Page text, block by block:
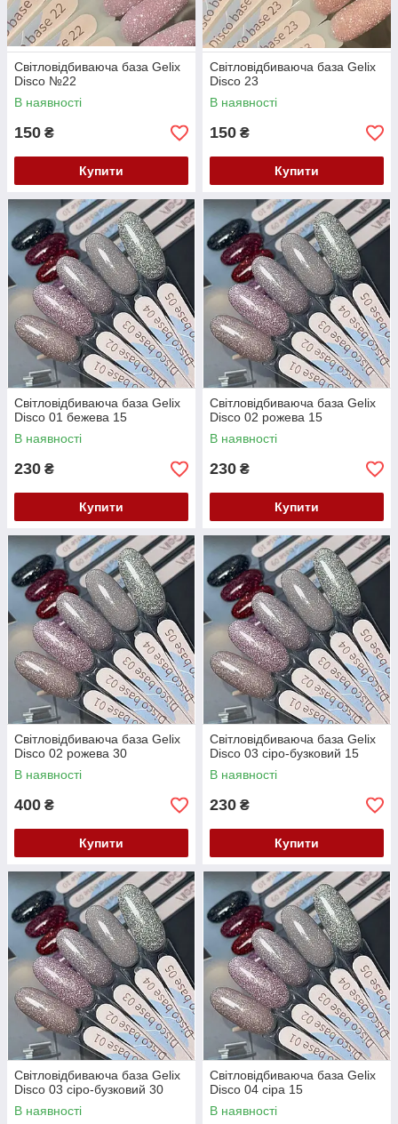
Світловідбиваюча база Gelix
Disco №22
В наявності
150 ₴
Купити
Світловідбиваюча база Gelix
Disco 23
В наявності
150 ₴
Купити
Світловідбиваюча база Gelix
Disco 01 бежева 15
В наявності
230 ₴
Купити
Світловідбиваюча база Gelix
Disco 02 рожева 15
В наявності
230 ₴
Купити
Світловідбиваюча база Gelix
Disco 02 рожева 30
В наявності
400 ₴
Купити
Світловідбиваюча база Gelix
Disco 03 сіро-бузковий 15
В наявності
230 ₴
Купити
Світловідбиваюча база Gelix
Disco 03 сіро-бузковий 30
В наявності
Світловідбиваюча база Gelix
Disco 04 сіра 15
В наявності